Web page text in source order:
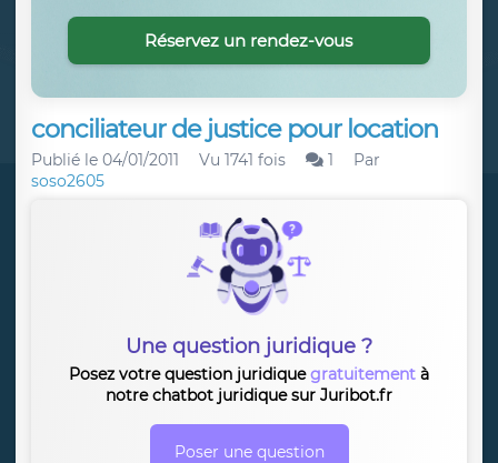
conciliateur de justice pour location
Publié le 04/01/2011 Vu 1741 fois 1
Par
soso2605
Une question juridique ?
Posez votre question juridiquegratuitement à
notre chatbot juridique sur Juribot.fr
Poser une question
Réservez un rendez-vous